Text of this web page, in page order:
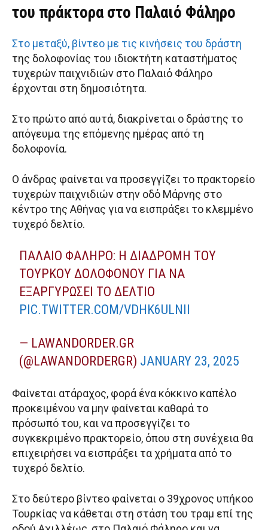
του πράκτορα στο Παλαιό Φάληρο
Στο μεταξύ, βίντεο με τις κινήσεις του δράστη
της δολοφονίας του ιδιοκτήτη καταστήματος
τυχερών παιχνιδιών στο Παλαιό Φάληρο
έρχονται στη δημοσιότητα.
Στο πρώτο από αυτά, διακρίνεται ο δράστης το
απόγευμα της επόμενης ημέρας από τη
δολοφονία.
Ο άνδρας φαίνεται να προσεγγίζει το πρακτορείο
τυχερών παιχνιδιών στην οδό Μάρνης στο
κέντρο της Αθήνας για να εισπράξει το κλεμμένο
τυχερό δελτίο.
ΠΑΛΑΙΌ ΦΆΛΗΡΟ: Η ΔΙΑΔΡΟΜΉ ΤΟΥ
ΤΟΎΡΚΟΥ ΔΟΛΟΦΌΝΟΥ ΓΙΑ ΝΑ
ΕΞΑΡΓΥΡΏΣΕΙ ΤΟ ΔΕΛΤΊΟ
PIC.TWITTER.COM/VDHK6ULNII
— LAWANDORDER.GR
(@LAWANDORDERGR) JANUARY 23, 2025
Φαίνεται ατάραχος, φορά ένα κόκκινο καπέλο
προκειμένου να μην φαίνεται καθαρά το
πρόσωπό του, και να προσεγγίζει το
συγκεκριμένο πρακτορείο, όπου στη συνέχεια θα
επιχειρήσει να εισπράξει τα χρήματα από το
τυχερό δελτίο.
Στο δεύτερο βίντεο φαίνεται ο 39χρονος υπήκοο
Τουρκίας να κάθεται στη στάση του τραμ επί της